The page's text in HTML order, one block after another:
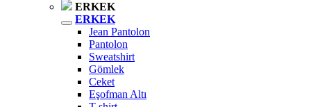
ERKEK
ERKEK
Jean Pantolon
Pantolon
Sweatshirt
Gömlek
Ceket
Eşofman Altı